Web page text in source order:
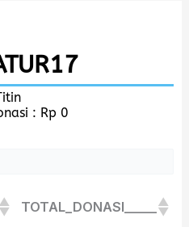
: Rp 0
TOTAL_DONASI_____